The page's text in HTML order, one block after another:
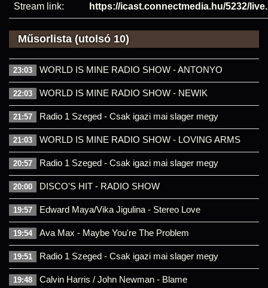
Stream link: https://icast.connectmedia.hu/5232/
Műsorlista (utolsó 10)
23:03 WORLD IS MINE RADIO SHOW - ANTONYO
22:03 WORLD IS MINE RADIO SHOW - NEWIK
21:57 Radio 1 Szeged - Csak igazi mai slager megy
21:03 WORLD IS MINE RADIO SHOW - LOVING ARMS
20:57 Radio 1 Szeged - Csak igazi mai slager megy
20:00 DISCO'S HIT - RADIO SHOW
19:57 Edward Maya/Vika Jigulina - Stereo Love
19:54 Ava Max - Maybe You're The Problem
19:51 Radio 1 Szeged - Csak igazi mai slager megy
19:48 Calvin Harris / John Newman - Blame